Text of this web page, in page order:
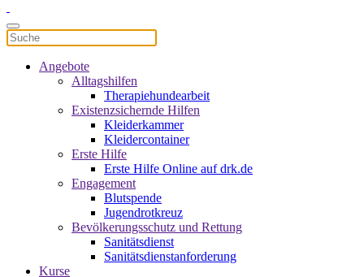
Angebote
Alltagshilfen
Therapiehundearbeit
Existenzsichernde Hilfen
Kleiderkammer
Kleidercontainer
Erste Hilfe
Erste Hilfe Online auf drk.de
Engagement
Blutspende
Jugendrotkreuz
Bevölkerungsschutz und Rettung
Sanitätsdienst
Sanitätsdienstanforderung
Kurse